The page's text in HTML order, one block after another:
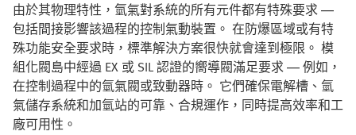
由於其物理特性，氫氣對系統的所有元件都有特殊要求 —
包括間接影響該過程的控制氣動裝置。 在防爆區域或有特
殊功能安全要求時，標準解決方案很快就會達到極限。 模
組化閥島中經過 EX 或 SIL 認證的嚮導閥滿足要求 — 例如，
在控制過程中的氫氣閥或致動器時。 它們確保電解槽、氫
氣儲存系統和加氫站的可靠、合規運作，同時提高效率和工
廠可用性。